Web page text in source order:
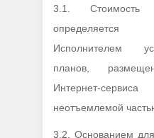
3.1. Стоимость
определяется
Исполнителем
планов,
Интернет-
неотъемлемой
3.2. Основанием